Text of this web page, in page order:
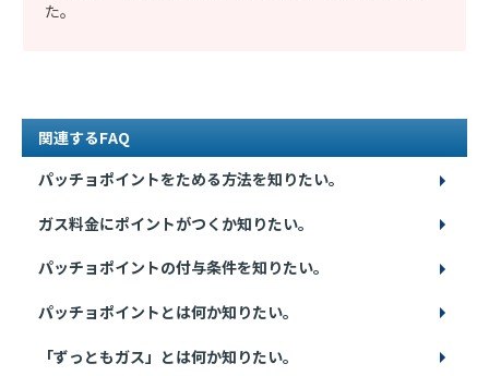
た。
関連するFAQ
パッチョポイントをためる方法を知りたい。
ガス料金にポイントがつくか知りたい。
パッチョポイントの付与条件を知りたい。
パッチョポイントとは何か知りたい。
「ずっともガス」とは何か知りたい。